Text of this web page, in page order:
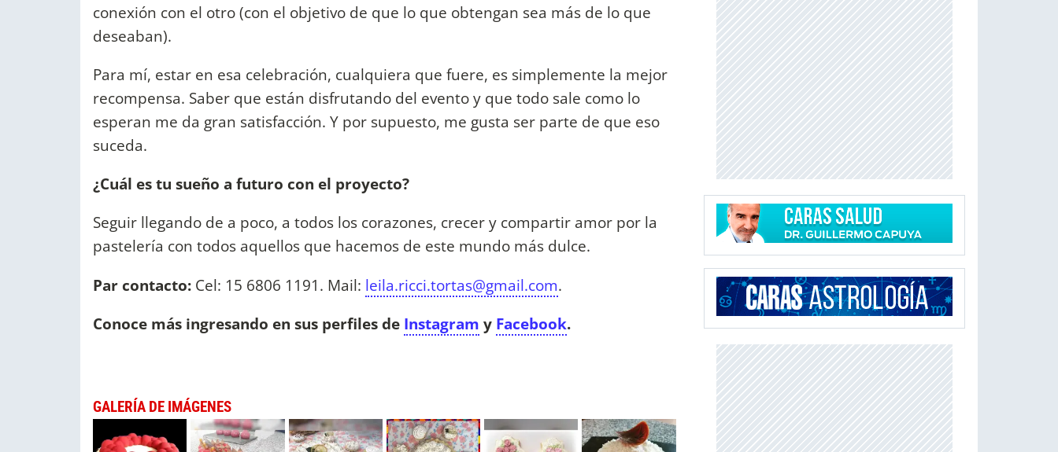
conexión con el otro (con el objetivo de que lo que obtengan sea más de lo que
deseaban).
Para mí, estar en esa celebración, cualquiera que fuere, es simplemente la mejor
recompensa. Saber que están disfrutando del evento y que todo sale como lo
esperan me da gran satisfacción. Y por supuesto, me gusta ser parte de que eso
suceda.
¿Cuál es tu sueño a futuro con el proyecto?
Seguir llegando de a poco, a todos los corazones, crecer y compartir amor por la
pastelería con todos aquellos que hacemos de este mundo más dulce.
Par contacto: Cel: 15 6806 1191. Mail: leila.ricci.tortas@gmail.com.
Conoce más ingresando en sus perfiles de Instagram y Facebook.
GALERÍA DE IMÁGENES